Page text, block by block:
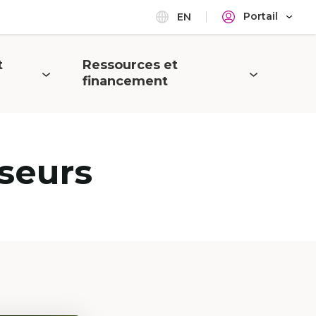
EN Portail
Ouvrir
Ressources et
financement